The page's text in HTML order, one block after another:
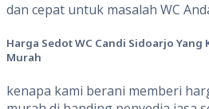
dan cepat untuk masalah WC
Harga SedotWC Candi Sidoarjo Yang
Murah
kenapa kami berani memberi